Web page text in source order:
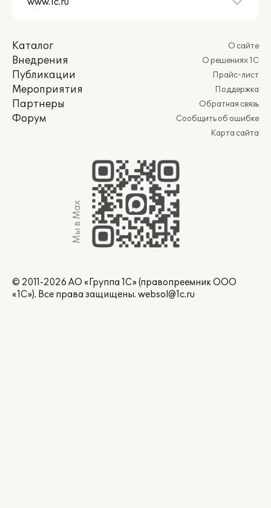
Каталог
Внедрения
Публикации
Мероприятия
Партнеры
Форум
О сайте
О решениях 1С
Прайс-лист
Поддержка
Обратная связь
Сообщить об ошибке
Карта сайта
Мы в Max
© 2011-2026 АО «Группа 1С» (правопреемник ООО
«1С»). Все права защищены. websol@1c.ru